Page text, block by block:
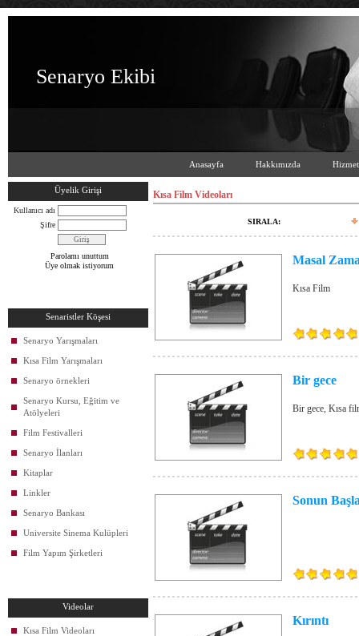
Senaryo Ekibi
Anasayfa Hakkımızda
Üyelik Girişi
Kullanıcı adı
Şifre
Parolamı unuttum
Üye olmak istiyorum
Senaristler Köşesi
Senaryo Yarışmaları
Kısa Film Yarışmaları
Senaryo örnekleri
Senaryo Kursu, Eğitim ve
Atölyeleri
Film Festivalleri
Senaryo İlanları
Kitaplar
Linkler
Senaryo Bankası
Universite Sinema Kulüpleri
Film Yapım Şirketleri
Videolar
Kısa Film Videoları
Kısa Film Videoları
SIRALA:
Masal
Kısa Film
Bir gece
Bir gece, Kısa
Sonun
Kırıntı